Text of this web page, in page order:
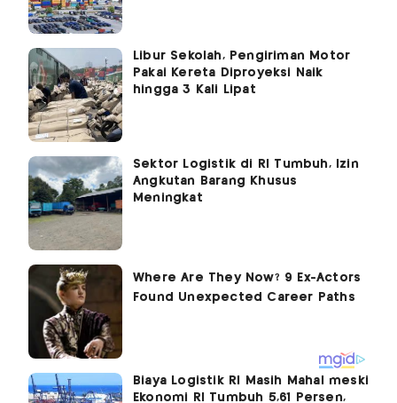
Libur Sekolah, Pengiriman Motor
Pakai Kereta Diproyeksi Naik
hingga 3 Kali Lipat
Sektor Logistik di RI Tumbuh, Izin
Angkutan Barang Khusus
Meningkat
Biaya Logistik RI Masih Mahal meski
Ekonomi RI Tumbuh 5,61 Persen,